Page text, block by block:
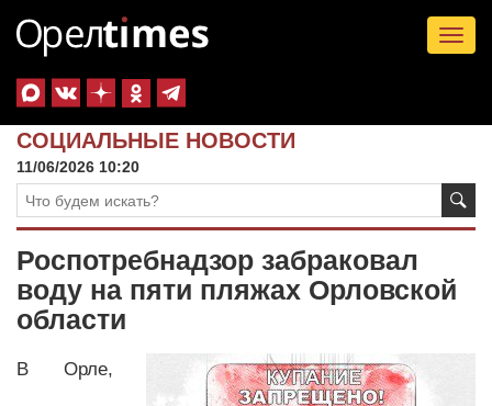
СОЦИАЛЬНЫЕ НОВОСТИ
11/06/2026 10:20
Роспотребнадзор забраковал
воду на пяти пляжах Орловской
области
В Орле,